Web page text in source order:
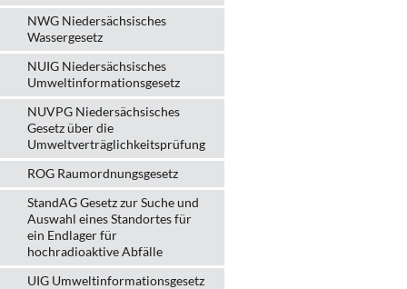
NWG Niedersächsisches
Wassergesetz
NUIG Niedersächsisches
Umweltinformationsgesetz
NUVPG Niedersächsisches
Gesetz über die
Umweltverträglichkeitsprüfung
ROG Raumordnungsgesetz
StandAG Gesetz zur Suche und
Auswahl eines Standortes für
ein Endlager für
hochradioaktive Abfälle
UIG Umweltinformationsgesetz